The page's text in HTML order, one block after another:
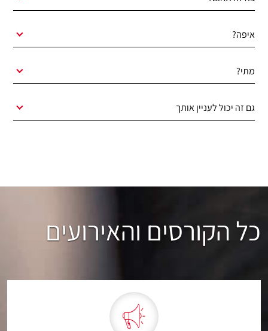
איפה?
מתי?
גם זה יכול לעניין אותך
כל הקורסים והאירועים